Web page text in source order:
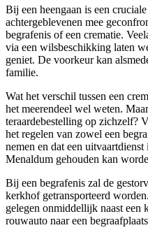
Bij een heengaan is een
achtergeblevenen mee
begrafenis of een crematie.
via een wilsbeschikking laten
geniet. De voorkeur kan
familie.
Wat het verschil tussen een
het meerendeel wel weten.
teraardebestelling op zichzelf?
het regelen van zowel een
nemen en dat een
Menaldum gehouden kan
Bij een begrafenis zal de
kerkhof getransporteerd
gelegen onmiddellijk naast een
rouwauto naar een